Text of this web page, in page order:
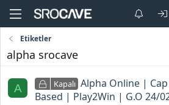
Etiketler
alpha srocave
A Kapalı Alpha Online |
Based | Play2Win | G.O 24/